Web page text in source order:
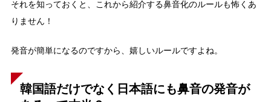
それを知っておくと、これから紹介する鼻音化のルールも怖くあ
りません！
発音が簡単になるのですから、嬉しいルールですよね。
韓国語だけでなく日本語にも鼻音の発音が